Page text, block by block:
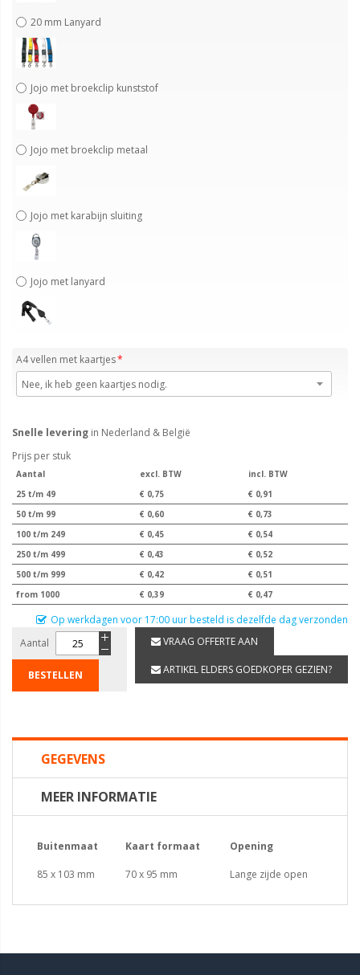
20 mm Lanyard
Jojo met broekclip kunststof
Jojo met broekclip metaal
Jojo met karabijn sluiting
Jojo met lanyard
A4 vellen met kaartjes
Snelle levering in Nederland & België
Prijs per stuk
Aantal excl. BTW
incl. BTW
25 t/m 49
€ 0,75
€ 0,91
50 t/m 99
€ 0,60
€ 0,73
100 t/m 249
€ 0,45
€ 0,54
250 t/m 499
€ 0,43
€ 0,52
500 t/m 999
€ 0,42
€ 0,51
from 1000
€ 0,39 € 0,47
Op werkdagen voor 17:00 uur besteld is dezelfde dag verzonden
Aantal
BESTELLEN
VRAAG OFFERTE AAN
ARTIKEL ELDERS GOEDKOPER GEZIEN?
GEGEVENS
MEER INFORMATIE
Buitenmaat Kaart formaat Opening
85 x 103 mm 70 x 95 mm Lange zijde open